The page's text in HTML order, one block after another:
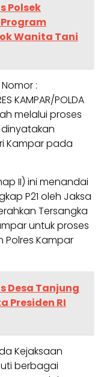
Polsek
Wanita Tani
:
KAMPAR/POLDA
melalui proses
dinyatakan
Kampar pada
II) ini menandai
P21 oleh Jaksa
Tersangka
untuk proses
Polres Kampar
Desa Tanjung
Presiden RI
Kejaksaan
berbagai